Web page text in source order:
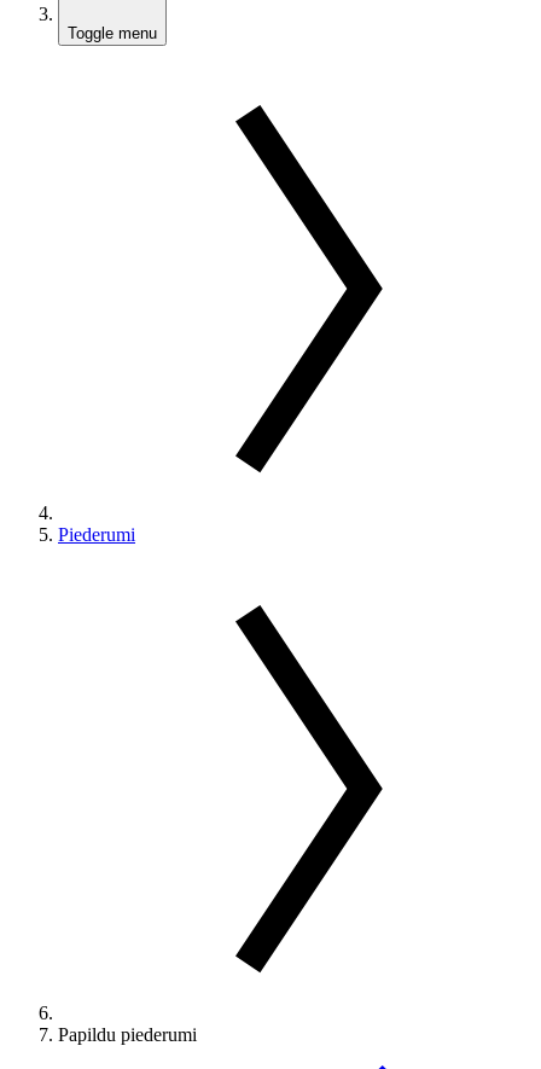
Toggle menu
Piederumi
Papildu piederumi